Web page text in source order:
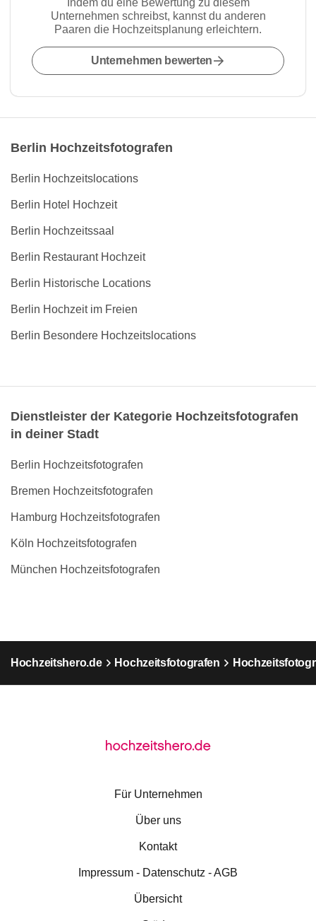
Indem du eine Bewertung zu diesem
Unternehmen schreibst, kannst du anderen
Paaren die Hochzeitsplanung erleichtern.
Unternehmen bewerten
Berlin Hochzeitsfotografen
Berlin Hochzeitslocations
Berlin Hotel Hochzeit
Berlin Hochzeitssaal
Berlin Restaurant Hochzeit
Berlin Historische Locations
Berlin Hochzeit im Freien
Berlin Besondere Hochzeitslocations
Dienstleister der Kategorie Hochzeitsfotografen
in deiner Stadt
Berlin Hochzeitsfotografen
Bremen Hochzeitsfotografen
Hamburg Hochzeitsfotografen
Köln Hochzeitsfotografen
München Hochzeitsfotografen
Hochzeitshero.de Hochzeitsfotografen
Für Unternehmen
Über uns
Kontakt
Impressum - Datenschutz - AGB
Übersicht